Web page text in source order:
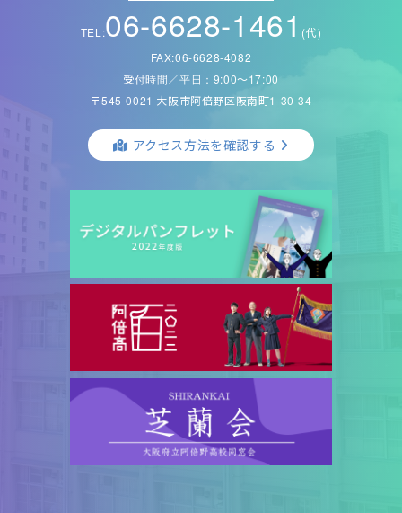
TEL:06-6628-1461 (代)
FAX:06-6628-4082
受付時間／平日：9:00〜17:00
〒545-0021 大阪市阿倍野区阪南町1-30-34
アクセス方法を確認する